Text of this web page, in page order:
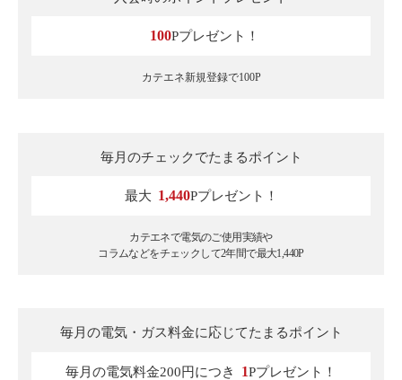
100Pプレゼント！
カテエネ新規登録で100P
毎月のチェックでたまるポイント
最大 1,440Pプレゼント！
カテエネで電気のご使用実績や
コラムなどをチェックして2年間で最大1,440P
毎月の電気・ガス料金に応じてたまるポイント
毎月の電気料金200円につき 1Pプレゼント！